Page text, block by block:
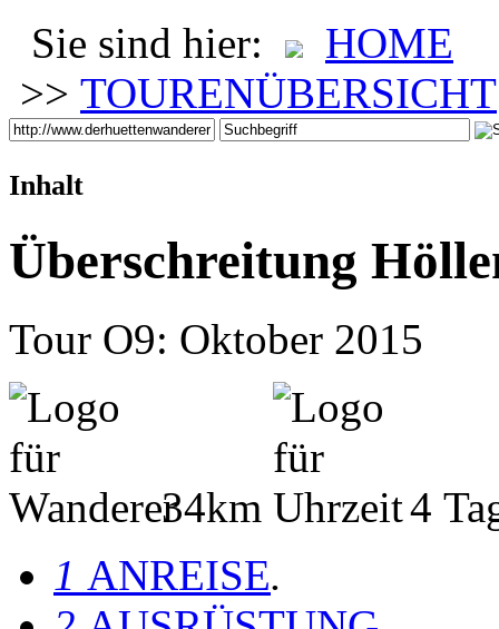
Sie sind hier:
HOME
>> TOURENÜBERSICHT
Inhalt
Überschreitung
Tour O9: Oktober 2015
34km
4
1 ANREISE.